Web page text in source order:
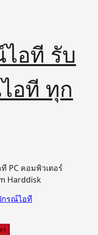
อที รับ
อที ทุก
PC คอมพิวเตอร์
Harddisk
กรณ์ไอที